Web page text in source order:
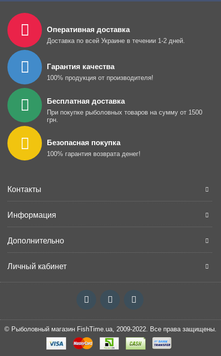
Оперативная доставка
Доставка по всей Украине в течении 1-2 дней.
Гарантия качества
100% продукция от производителя!
Бесплатная доставка
При покупке рыболовных товаров на сумму от 1500
грн.
Безопасная покупка
100% гарантия возврата денег!
Контакты
Информация
Дополнительно
Личный кабинет
© Рыболовный магазин FishTime.ua, 2009-2022. Все права защищены.